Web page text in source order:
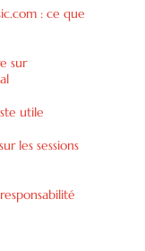
: ce que
sur
utile
les sessions